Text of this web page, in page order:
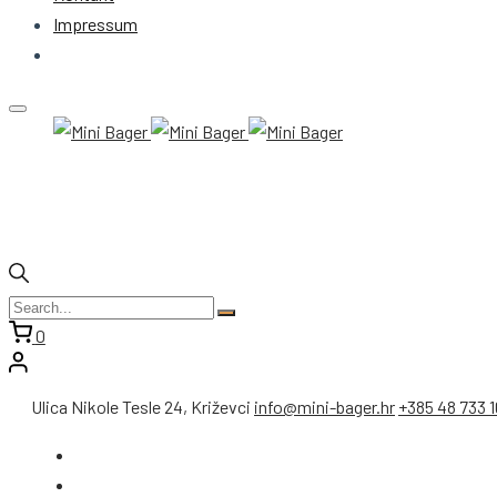
Impressum
0
Ulica Nikole Tesle 24, Križevci info@mini-bager.hr +385 48 733